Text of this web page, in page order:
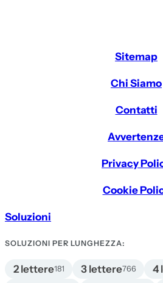
Sitemap
Chi Siamo
Contatti
Privacy
Cookie
Soluzioni
SOLUZIONI PER LUNGHEZZA:
2 lettere181 3 lettere766 4